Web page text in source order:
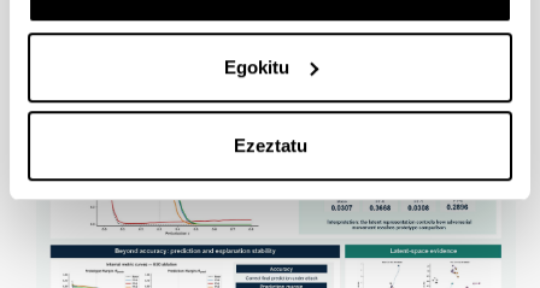
Egokitu
Ezeztatu